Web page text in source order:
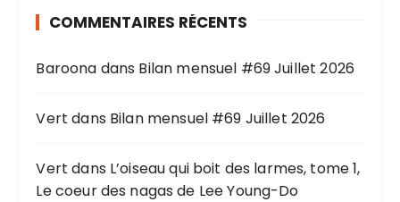
e
o
r
COMMENTAIRES RÉCENTS
Baroona dans Bilan mensuel #69 Juillet 2026
Vert dans Bilan mensuel #69 Juillet 2026
Vert dans L’oiseau qui boit des larmes, tome 1,
Le coeur des nagas de Lee Young-Do